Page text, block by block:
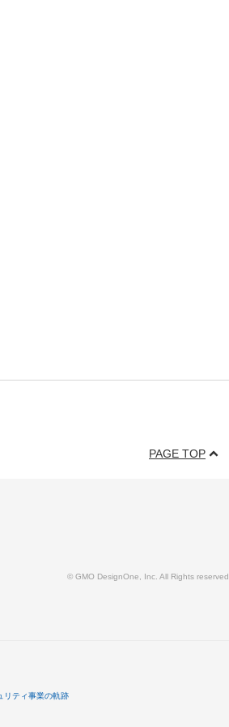
PAGE TOP
© GMO DesignOne, Inc. All Rights reserved.
リティ事業の軌跡